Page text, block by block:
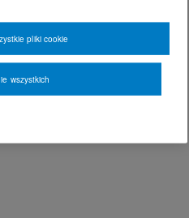
wszystkich
pliki cookie